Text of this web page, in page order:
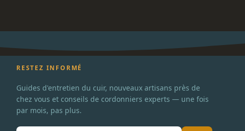
RESTEZ INFORMÉ
Guides d'entretien du cuir, nouveaux artisans près de
chez vous et conseils de cordonniers experts — une fois
par mois, pas plus.